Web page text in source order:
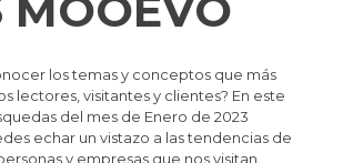
los temas y conceptos que más
lectores, visitantes y clientes? En este
del mes de Enero de 2023
echar un vistazo a las tendencias de
y empresas que nos visitan.